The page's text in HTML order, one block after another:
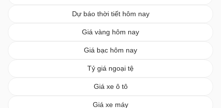
Dự báo thời tiết hôm nay
Giá vàng hôm nay
Giá bạc hôm nay
Tỷ giá ngoại tệ
Giá xe ô tô
Giá xe máy